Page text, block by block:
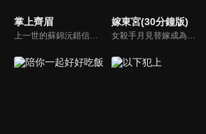
掌上齊眉 嫁東宮(30分鐘版)